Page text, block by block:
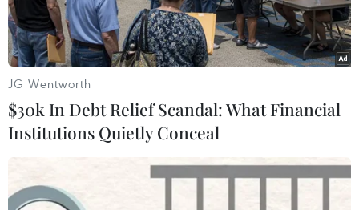
công vụ.
JG Wentworth
$30k In Debt Relief Scandal: What Financial
Institutions Quietly Conceal